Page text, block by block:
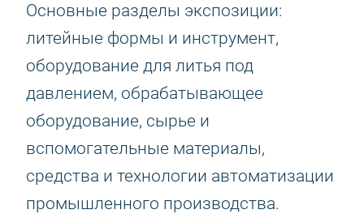
Основные разделы экспозиции:
литейные формы и инструмент,
оборудование для литья под
давлением, обрабатывающее
оборудование, сырье и
вспомогательные материалы,
средства и технологии автоматизации
промышленного производства.